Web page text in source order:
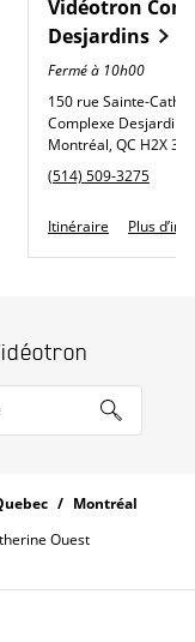
Vidéotron
Desjardins
Fermé à 10h00
150 rue Sainte-
Complexe Desjardins
Montréal, QC H2X 3Y2
phone
(514) 509-3275
Itinéraire Link Opens
Plus d’info
Rechercher
Montréal
Ouest